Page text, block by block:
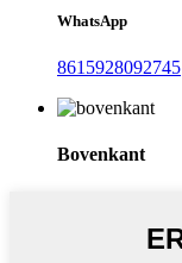
WhatsApp
8615928092745
Bovenkant